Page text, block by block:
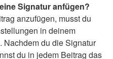
Signatur anfügen?
anzufügen, musst du
in deinem
Nachdem du die Signatur
du in jedem Beitrag das